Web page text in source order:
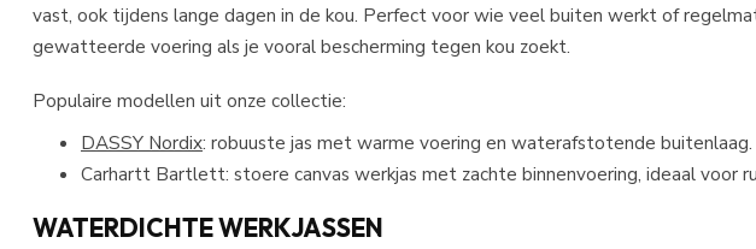
vast, ook tijdens lange dagen in de kou. Perfect voor wie veel buiten werkt of
gewatteerde voering als je vooral bescherming tegen kou zoekt.
Populaire modellen uit onze collectie:
DASSY Nordix: robuuste jas met warme voering en waterafstotende buitenlaag.
Carhartt Bartlett: stoere canvas werkjas met zachte binnenvoering, ideaal voor
WATERDICHTE WERKJASSEN